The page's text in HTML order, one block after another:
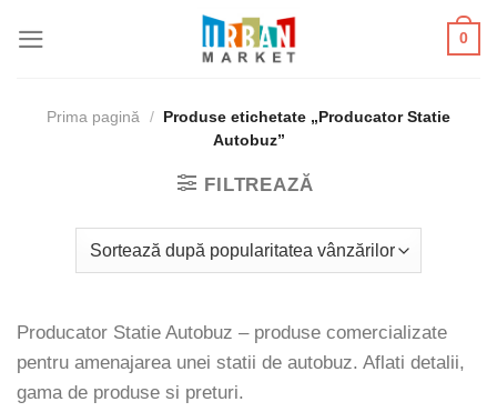
0
Prima pagină /
Produse etichetate „Producator Statie
Autobuz”
FILTREAZĂ
Producator Statie Autobuz – produse comercializate
pentru amenajarea unei statii de autobuz. Aflati detalii,
gama de produse si preturi.